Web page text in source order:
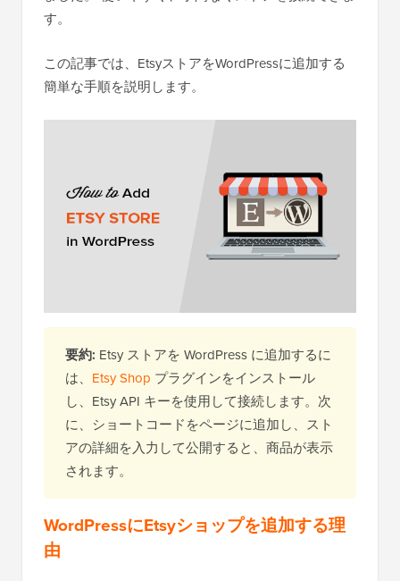
す。
この記事では、EtsyストアをWordPressに追加する
簡単な手順を説明します。
要約: Etsy ストアを WordPress に追加するに
は、 Etsy Shop プラグインをインストール
し、Etsy API キーを使用して接続します。次
に、ショートコードをページに追加し、スト
アの詳細を入力して公開すると、商品が表示
されます。
WordPressにEtsyショップを追加する理
由